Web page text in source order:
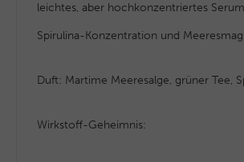
leichtes, aber hochkonzentriertes
Spirulina-Konzentration und
Duft: Martime Meeresalge, grüner Tee,
Wirkstoff-Geheimnis: